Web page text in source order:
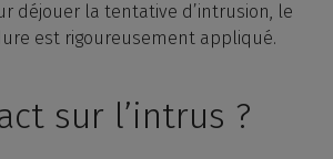
déjouer la tentative d’intrusion, le
est rigoureusement appliqué.
sur l’intrus ?